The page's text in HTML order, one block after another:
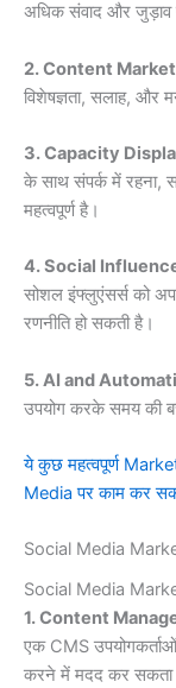
अधिक संवाद और जुड़ाव
2. Content
विशेषज्ञता, सलाह, और
3. Capacity Display
के साथ संपर्क में रहना,
महत्वपूर्ण है।
4. Social
सोशल इंफ्लुएंसर्स को
रणनीति हो सकती है।
5. AI and
उपयोग करके समय की
ये कुछ महत्वपूर्ण
Media पर काम कर
Social Media
Social Media
1. Content
एक CMS
करने में मदद कर सकता